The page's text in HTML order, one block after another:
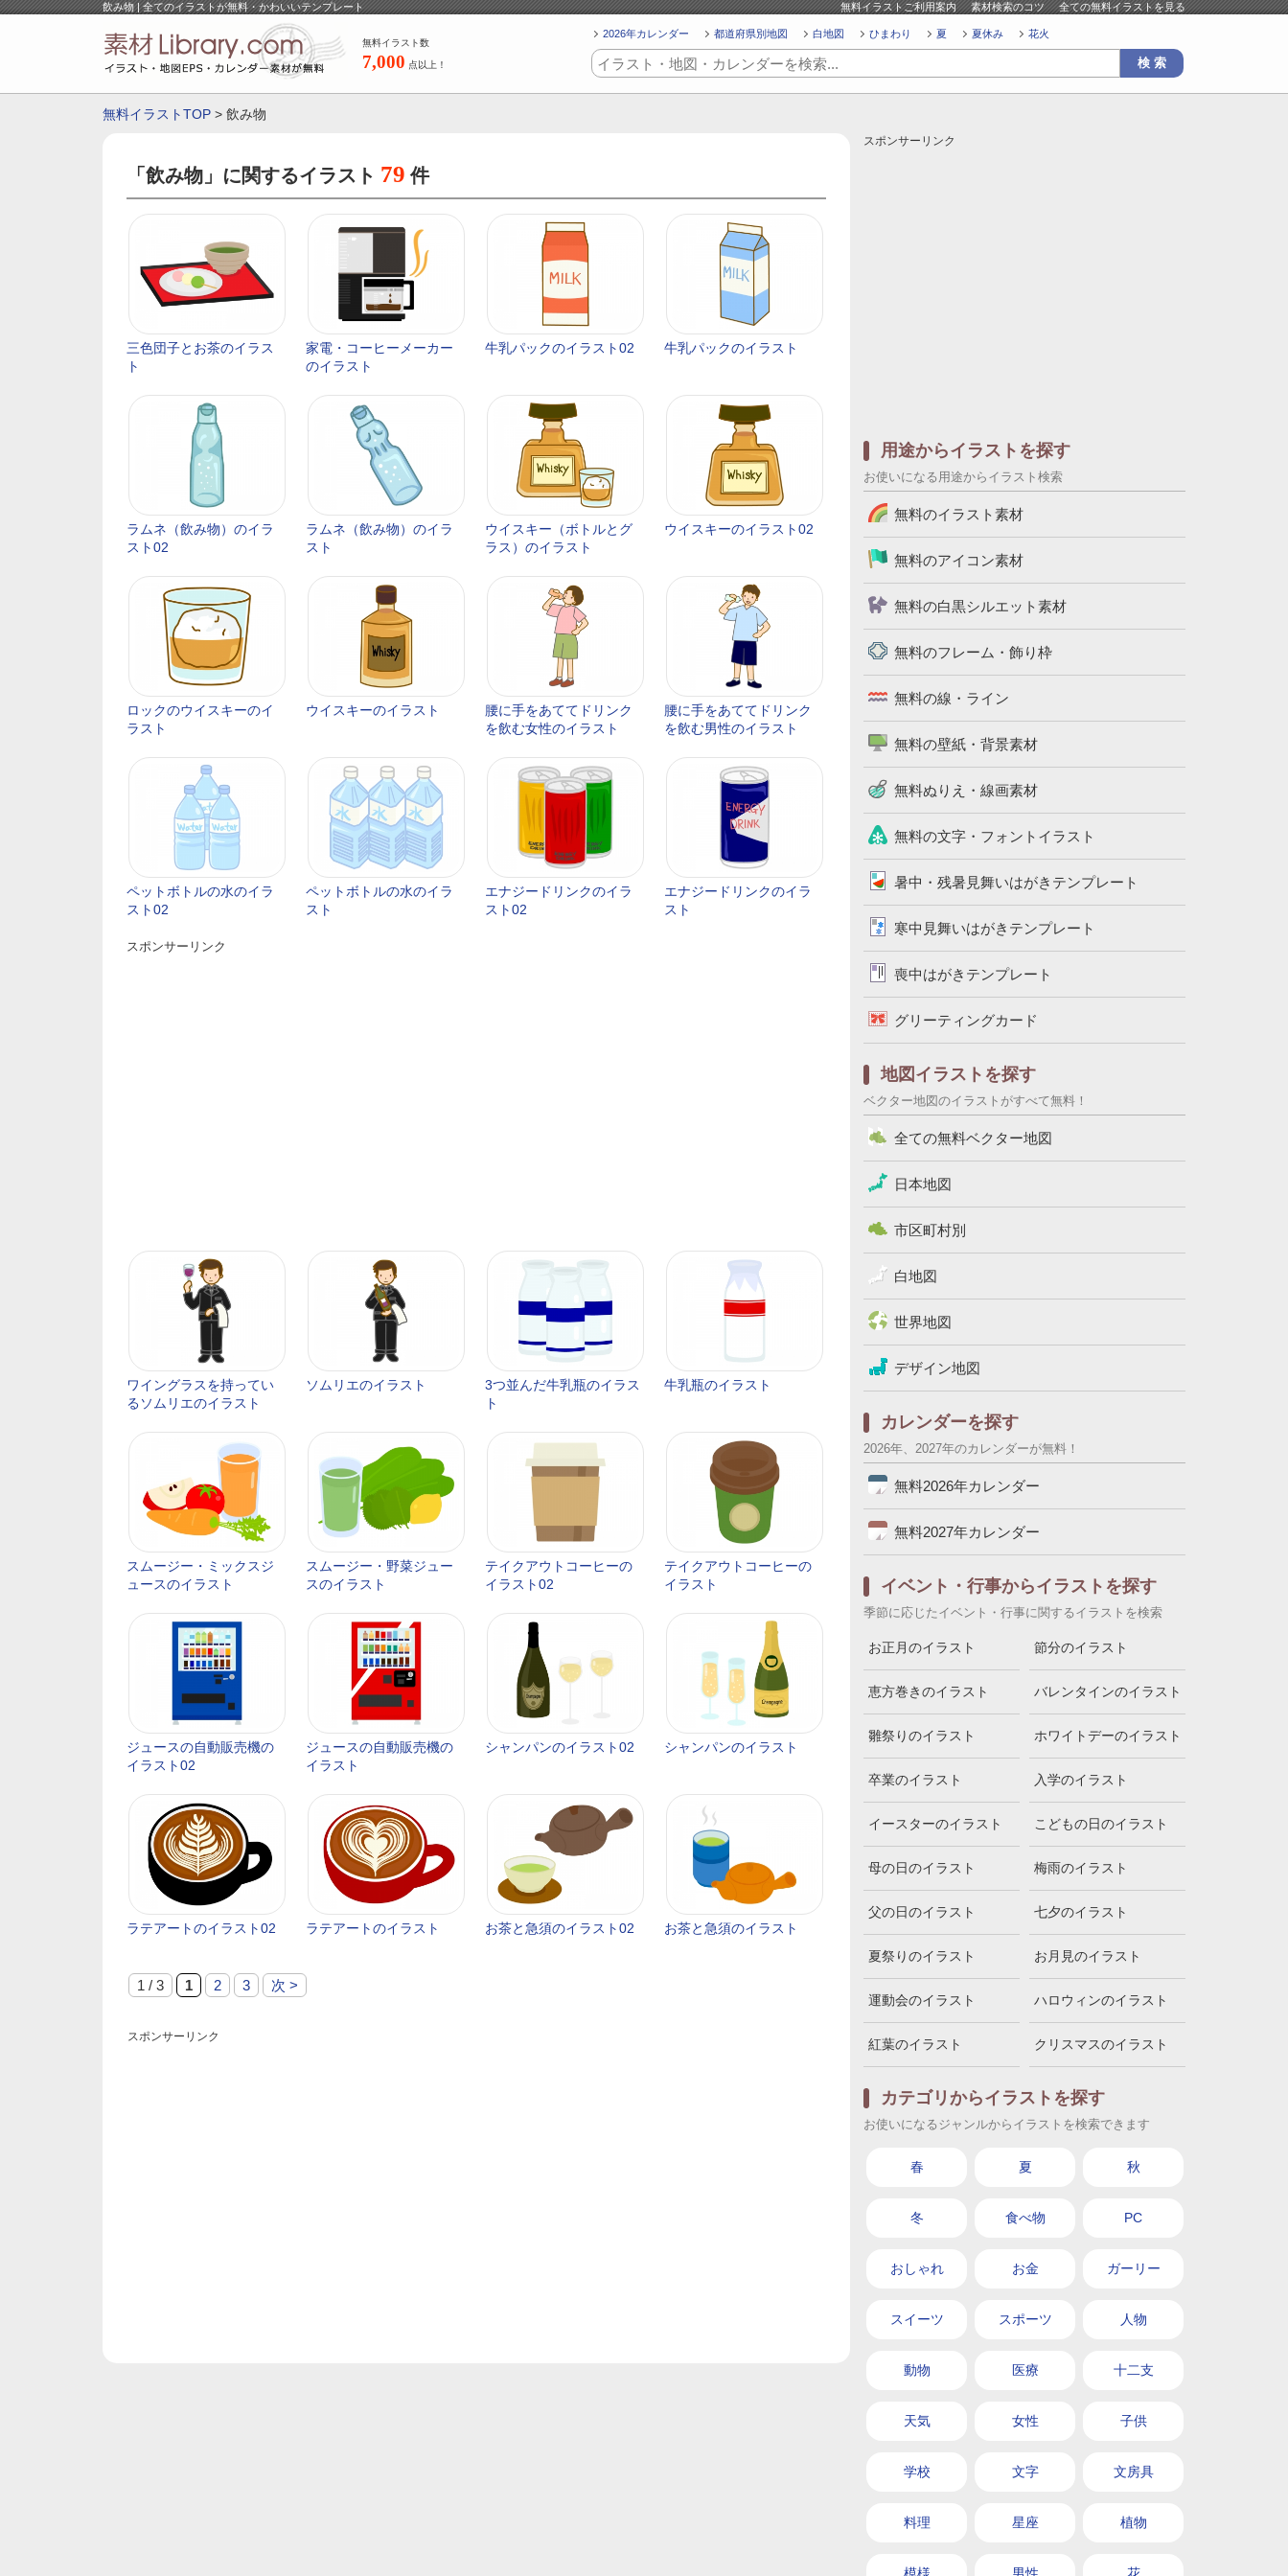
飲み物 | 全てのイラストが無料・かわいいテンプレート 無料イラストご利用案内 素材検索のコツ 全ての無料イラストを見る
無料イラスト数
7,000 点以上！
2026年カレンダー 都道府県別地図 白地図 ひまわり 夏 夏休み 花火
無料イラストTOP > 飲み物
「飲み物」に関するイラスト 79 件
三色団子とお茶のイラス
ト
家電・コーヒーメーカー
のイラスト
牛乳パックのイラスト02 牛乳パックのイラスト
ラムネ（飲み物）のイラ
スト02
ラムネ（飲み物）のイラ
スト
ウイスキー（ボトルとグ
ラス）のイラスト
ウイスキーのイラスト02
ロックのウイスキーのイ
ラスト
ウイスキーのイラスト
腰に手をあててドリンク
を飲む女性のイラスト
腰に手をあててドリンク
を飲む男性のイラスト
ペットボトルの水のイラ
スト02
ペットボトルの水のイラ
スト
エナジードリンクのイラ
スト02
エナジードリンクのイラ
スト
スポンサーリンク
ワイングラスを持ってい
るソムリエのイラスト
ソムリエのイラスト
3つ並んだ牛乳瓶のイラス
ト
牛乳瓶のイラスト
スムージー・ミックスジ
ュースのイラスト
スムージー・野菜ジュー
スのイラスト
テイクアウトコーヒーの
イラスト02
テイクアウトコーヒーの
イラスト
ジュースの自動販売機の
イラスト02
ジュースの自動販売機の
イラスト
シャンパンのイラスト02 シャンパンのイラスト
ラテアートのイラスト02 ラテアートのイラスト お茶と急須のイラスト02 お茶と急須のイラスト
1 / 3 1 2 3 次 >
スポンサーリンク
スポンサーリンク
用途からイラストを探す
お使いになる用途からイラスト検索
無料のイラスト素材
無料のアイコン素材
無料の白黒シルエット素材
無料のフレーム・飾り枠
無料の線・ライン
無料の壁紙・背景素材
無料ぬりえ・線画素材
無料の文字・フォントイラスト
暑中・残暑見舞いはがきテンプレート
寒中見舞いはがきテンプレート
喪中はがきテンプレート
グリーティングカード
地図イラストを探す
ベクター地図のイラストがすべて無料！
全ての無料ベクター地図
日本地図
市区町村別
白地図
世界地図
デザイン地図
カレンダーを探す
2026年、2027年のカレンダーが無料！
無料2026年カレンダー
無料2027年カレンダー
イベント・行事からイラストを探す
季節に応じたイベント・行事に関するイラストを検索
お正月のイラスト 節分のイラスト
恵方巻きのイラスト バレンタインのイラスト
雛祭りのイラスト ホワイトデーのイラスト
卒業のイラスト 入学のイラスト
イースターのイラスト こどもの日のイラスト
母の日のイラスト 梅雨のイラスト
父の日のイラスト 七夕のイラスト
夏祭りのイラスト お月見のイラスト
運動会のイラスト ハロウィンのイラスト
紅葉のイラスト クリスマスのイラスト
カテゴリからイラストを探す
お使いになるジャンルからイラストを検索できます
春 夏 秋
冬 食べ物 PC
おしゃれ お金 ガーリー
スイーツ スポーツ 人物
動物 医療 十二支
天気 女性 子供
学校 文字 文房具
料理 星座 植物